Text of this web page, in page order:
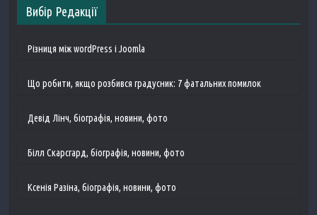
Вибір Редакції
Різниця між wordPress і Joomla
Що робити, якщо розбився градусник: 7 фатальних помилок
Девід Лінч, біографія, новини, фото
Білл Скарсгард, біографія, новини, фото
Ксенія Разіна, біографія, новини, фото